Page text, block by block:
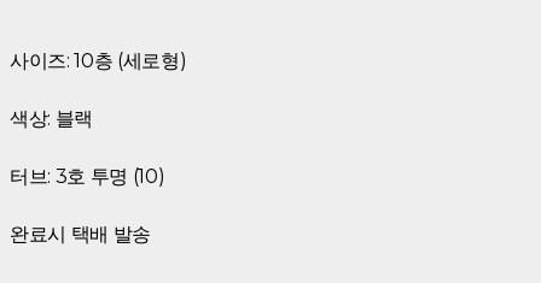
사이즈: 10층 (세로형)
색상: 블랙
터브: 3호 투명 (10)
완료시 택배 발송